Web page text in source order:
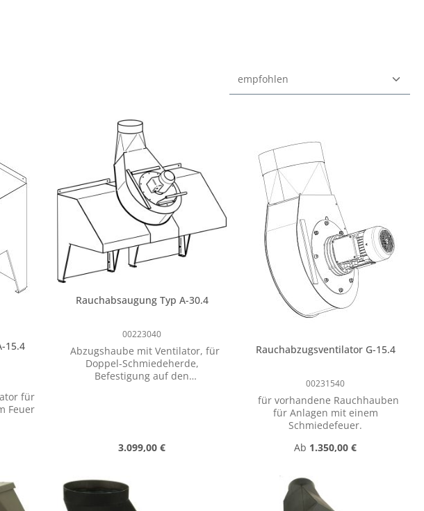
Schaltflächen um die Anzahl zu erhöhen oder zu
ein oder benutze die Schaltflächen um die
15.4
für
Feuer
Rauchabsaugung Typ A-30.4
00223040
Abzugshaube mit Ventilator, für
Doppel-Schmiedeherde,
Befestigung auf den
bei 160 Pa, Drehstrom 400 Volt,
U/min, Schalldruckpegel ca. 68
Regulärer Preis:
3.099,00 €
Rauchabzugsventilator G-15.4
00231540
für vorhandene Rauchhauben
für Anlagen mit einem
Schmiedefeuer.
Regulärer Preis:
Ab 1.350,00 €